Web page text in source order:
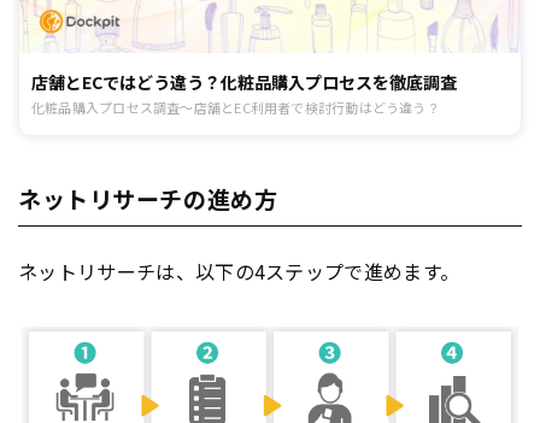
店舗とECではどう違う？化粧品購入プロセスを徹底調査
化粧品購入プロセス調査～店舗とEC利用者で検討行動はどう違う？
ネットリサーチの進め方
ネットリサーチは、以下の4ステップで進めます。